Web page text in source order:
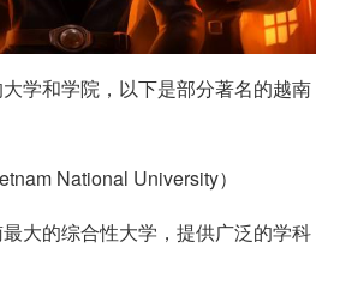
学和学院，以下是部分著名的越南
National University）
大的综合性大学，提供广泛的学科